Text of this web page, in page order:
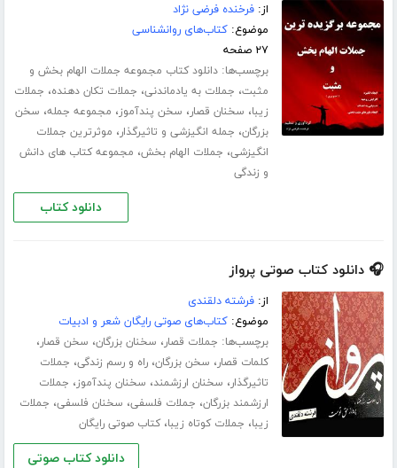
از:فرخنده فرضی نژاد
موضوع:کتاب‌های روانشناسی
۲۷ صفحه
برچسب‌ها:دانلود کتاب مجموعه جملات الهام بخش و
مثبت، جملات به یادماندنی، جملات تکان دهنده، جملات
زیبا، سخنان قصار، سخن پندآموز، مجموعه جمله، سخن
بزرگان، جمله انگیزشی و تاثیرگذار، موثرترین جملات
انگیزشی، جملات الهام بخش، مجموعه کتاب های دانش
و زندگی
دانلود کتاب
🎧 دانلود کتاب صوتی پرواز
از:فرشته دلقندی
موضوع:کتاب‌های صوتی رایگان شعر و ادبیات
برچسب‌ها: جملات قصار، سخنان بزرگان، سخن قصار،
کلمات قصار، سخن بزرگان،راه و رسم زندگی، جملات
تاثیرگذار، سخنان ارزشمند، سخنان پندآموز، جملات
ارزشمند بزرگان، جملات فلسفی، سخنان فلسفی، جملات
زیبا، جملات کوتاه زیبا،کتاب صوتی رایگان
دانلود کتاب صوتی